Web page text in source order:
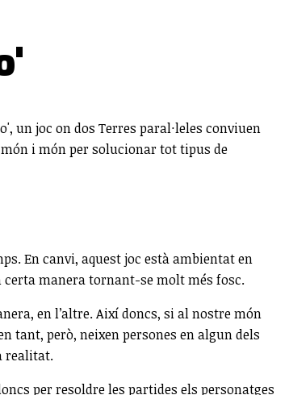
un joc on dos Terres paral·leles conviuen
i món per solucionar tot tipus de
En canvi, aquest joc està ambientat en
certa manera tornant-se molt més fosc.
en l’altre. Així doncs, si al nostre món
tant, però, neixen persones en algun dels
realitat.
per resoldre les partides els personatges